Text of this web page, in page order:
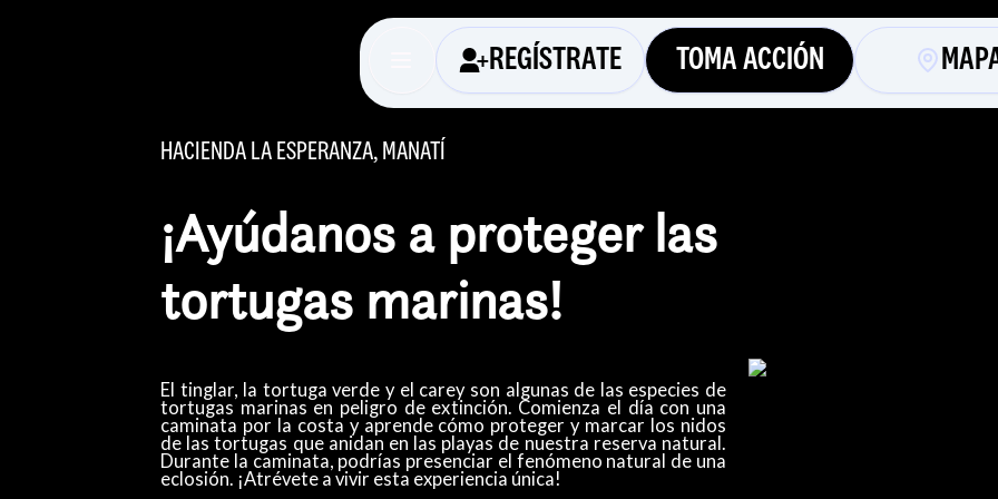
REGÍSTRATE TOMA ACCIÓN
HACIENDA LA ESPERANZA, MANATÍ
¡Ayúdanos a proteger las
tortugas marinas!
El tinglar, la tortuga verde y el carey son algunas de las especies de
tortugas marinas en peligro de extinción. Comienza el día con una
caminata por la costa y aprende cómo proteger y marcar los nidos
de las tortugas que anidan en las playas de nuestra reserva natural.
Durante la caminata, podrías presenciar el fenómeno natural de una
eclosión. ¡Atrévete a vivir esta experiencia única!